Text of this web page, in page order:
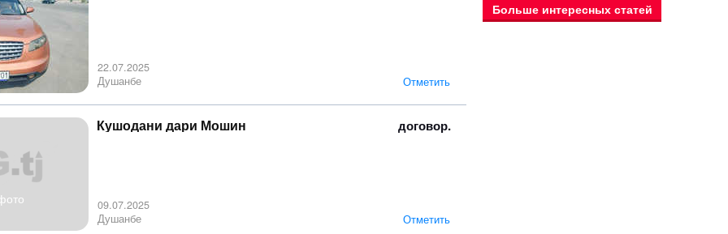
22.07.2025
Душанбе
Отметить
договор.
Кушодани дари Мошин
09.07.2025
Душанбе
Отметить
Больше интересных статей